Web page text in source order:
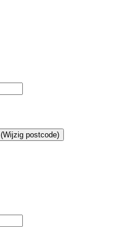
(Wijzig postcode)